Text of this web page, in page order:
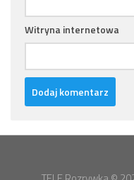
Witryna internetowa